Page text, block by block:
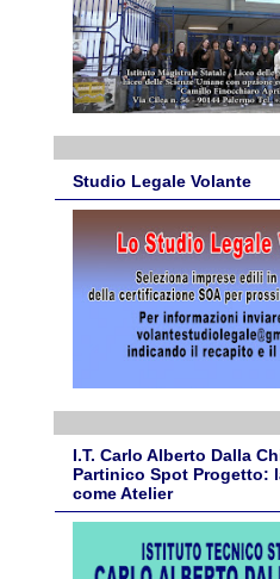
Studio Legale Volante
I.T. Carlo Alberto Dalla
Partinico Spot Progetto:
come Atelier